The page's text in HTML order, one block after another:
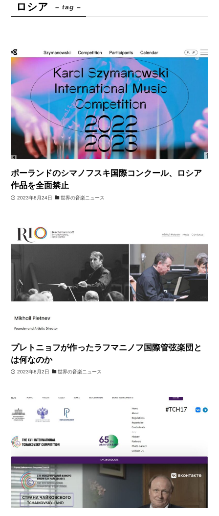
ロシア – tag –
ポーランドのシマノフスキ国際コンクール、ロシア
作品を全面禁止
2023年8月24日 世界の音楽ニュース
プレトニョフが作ったラフマニノフ国際管弦楽団と
は何なのか
2023年8月2日 世界の音楽ニュース